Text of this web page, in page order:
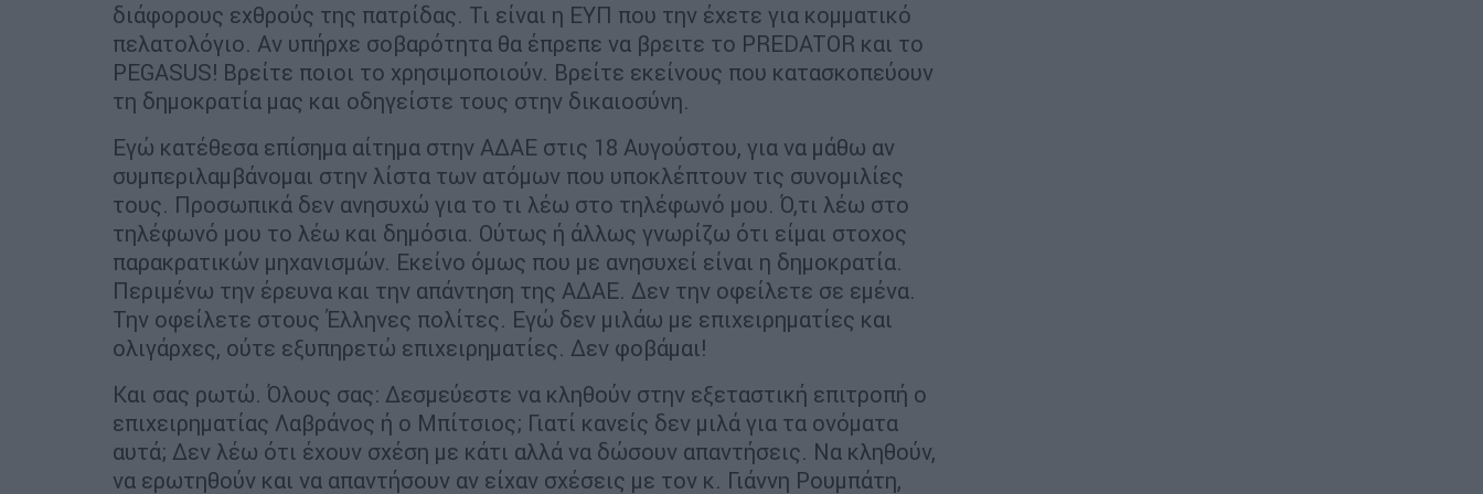
διάφορους εχθρούς της πατρίδας. Τι είναι η ΕΥΠ που την έχετε για κομματικό
πελατολόγιο. Αν υπήρχε σοβαρότητα θα έπρεπε να βρειτε το PREDATOR και το
PEGASUS! Βρείτε ποιοι το χρησιμοποιούν. Βρείτε εκείνους που κατασκοπεύουν
τη δημοκρατία μας και οδηγείστε τους στην δικαιοσύνη.
Εγώ κατέθεσα επίσημα αίτημα στην ΑΔΑΕ στις 18 Αυγούστου, για να μάθω αν
συμπεριλαμβάνομαι στην λίστα των ατόμων που υποκλέπτουν τις συνομιλίες
τους. Προσωπικά δεν ανησυχώ για το τι λέω στο τηλέφωνό μου. Ό,τι λέω στο
τηλέφωνό μου το λέω και δημόσια. Ούτως ή άλλως γνωρίζω ότι είμαι στοχος
παρακρατικών μηχανισμών. Εκείνο όμως που με ανησυχεί είναι η δημοκρατία.
Περιμένω την έρευνα και την απάντηση της ΑΔΑΕ. Δεν την οφείλετε σε εμένα.
Την οφείλετε στους Έλληνες πολίτες. Εγώ δεν μιλάω με επιχειρηματίες και
ολιγάρχες, ούτε εξυπηρετώ επιχειρηματίες. Δεν φοβάμαι!
Και σας ρωτώ. Όλους σας: Δεσμεύεστε να κληθούν στην εξεταστική επιτροπή ο
επιχειρηματίας Λαβράνος ή ο Μπίτσιος; Γιατί κανείς δεν μιλά για τα ονόματα
αυτά; Δεν λέω ότι έχουν σχέση με κάτι αλλά να δώσουν απαντήσεις. Να κληθούν,
να ερωτηθούν και να απαντήσουν αν είχαν σχέσεις με τον κ. Γιάννη Ρουμπάτη,